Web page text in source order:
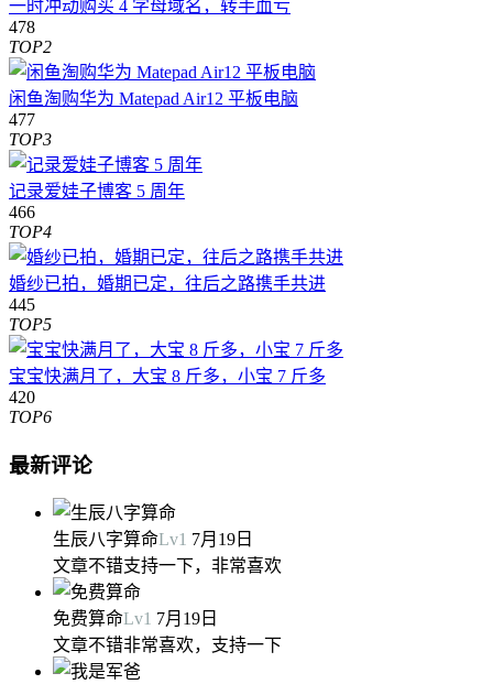
一时冲动购买 4 字母域名，转手血亏
478
TOP2
闲鱼淘购华为 Matepad Air12 平板电脑
477
TOP3
记录爱娃子博客 5 周年
466
TOP4
婚纱已拍，婚期已定，往后之路携手共进
445
TOP5
宝宝快满月了，大宝 8 斤多，小宝 7 斤多
420
TOP6
最新评论
生辰八字算命Lv1 7月19日
文章不错支持一下，非常喜欢
免费算命Lv1 7月19日
文章不错非常喜欢，支持一下